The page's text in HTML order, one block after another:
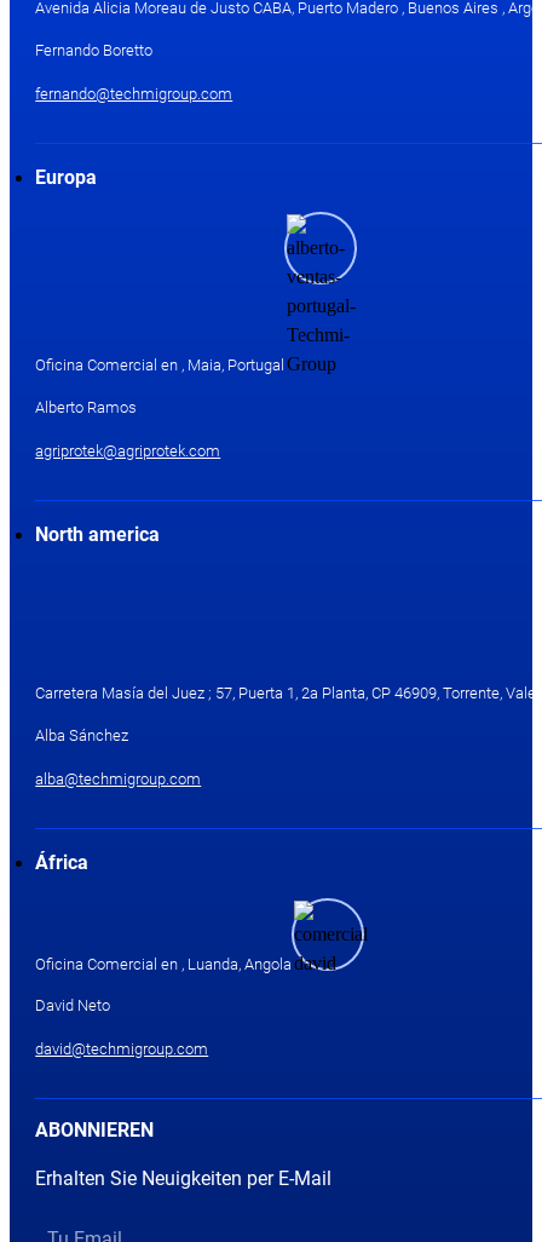
Avenida Alicia Moreau de Justo CABA, Puerto Madero , Buenos Aires ,
Fernando Boretto
fernando@techmigroup.com
Europa
Oficina Comercial en , Maia, Portugal
Alberto Ramos
agriprotek@agriprotek.com
North america
Carretera Masía del Juez ; 57, Puerta 1, 2a Planta, CP 46909, Torrente,
Alba Sánchez
alba@techmigroup.com
África
Oficina Comercial en , Luanda, Angola
David Neto
david@techmigroup.com
ABONNIEREN
Erhalten Sie Neuigkeiten per E-Mail